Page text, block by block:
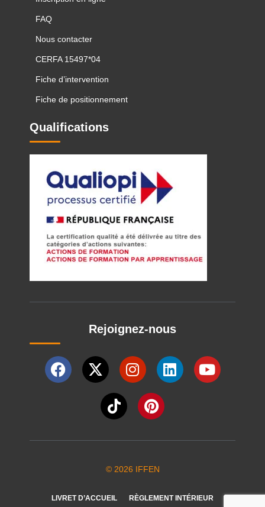
FAQ
Nous contacter
CERFA 15497*04
Fiche d’intervention
Fiche de positionnement
Qualifications
Rejoignez-nous
© 2026 IFFEN
LIVRET D’ACCUEIL RÈGLEMENT INTÉRIEUR